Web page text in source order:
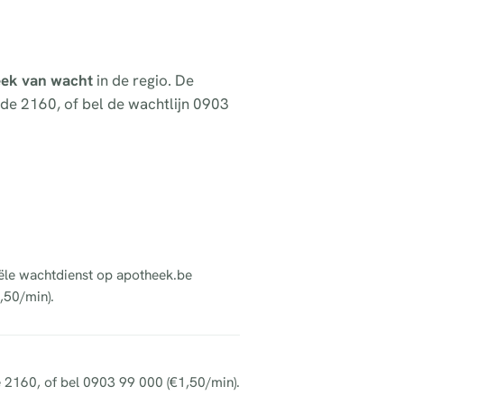
van wacht in de regio. De
2160, of bel de wachtlijn 0903
wachtdienst op apotheek.be
min).
of bel 0903 99 000 (€1,50/min).